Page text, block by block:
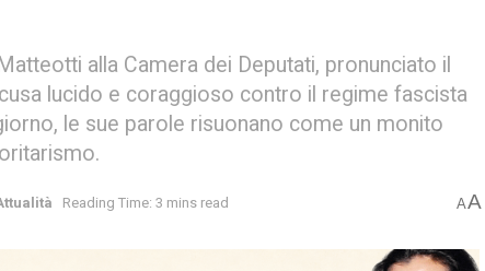
alla Camera dei Deputati, pronunciato il
lucido e coraggioso contro il regime fascista
le sue parole risuonano come un monito
Reading Time: 3 mins read AA